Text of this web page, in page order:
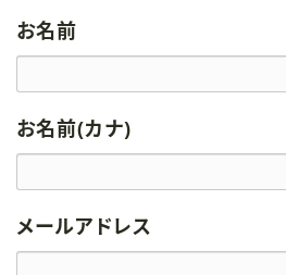
お名前
お名前(カナ)
メールアドレス